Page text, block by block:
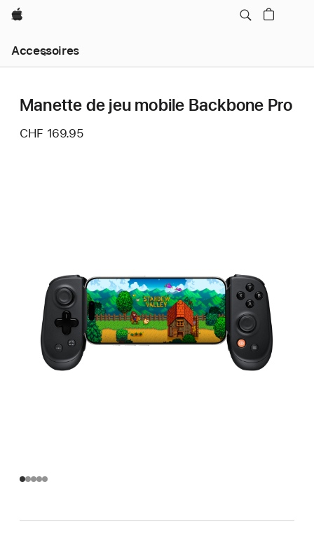
Apple
Accessoires
locale
menu
Manette de jeu mobile Backbone Pro
CHF 169.95